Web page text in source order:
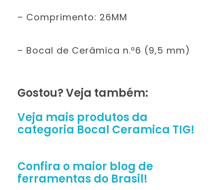
– Comprimento: 26MM
– Bocal de Cerâmica n.º6 (9,5 mm)
Gostou? Veja também:
Veja mais produtos da
categoria Bocal Ceramica TIG!
Confira o maior blog de
ferramentas do Brasil!